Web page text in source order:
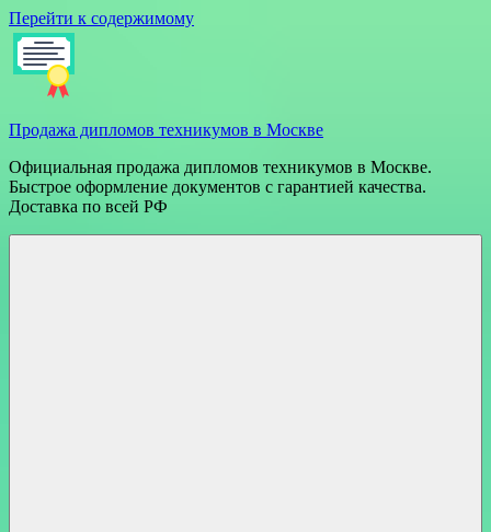
Перейти к содержимому
Продажа дипломов техникумов в Москве
Официальная продажа дипломов техникумов в Москве.
Быстрое оформление документов с гарантией качества.
Доставка по всей РФ